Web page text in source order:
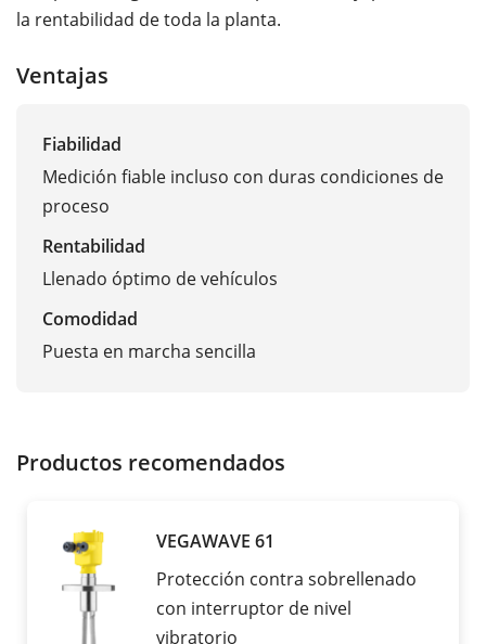
la rentabilidad de toda la planta.
Ventajas
Fiabilidad
Medición fiable incluso con duras condiciones de
proceso
Rentabilidad
Llenado óptimo de vehículos
Comodidad
Puesta en marcha sencilla
Productos recomendados
VEGAWAVE 61
Protección contra sobrellenado
con interruptor de nivel
vibratorio